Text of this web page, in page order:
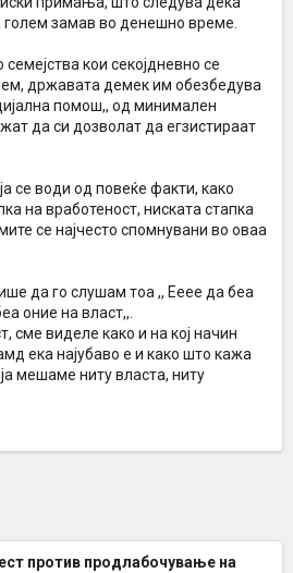
замав во денешно време.
семејства кои секојдневно се
државата демек им обезбедува
помош,, од минимален
да си дозволат да егзистираат
се води од повеќе факти, како
на вработеност, ниската стапка
се најчесто спомнувани во оваа
да го слушам тоа ,, Ееее да беа
оние на власт,,.
сме виделе како и на кој начин
ека најубаво е и како што кажа
мешаме ниту власта, ниту
против продлабочување на